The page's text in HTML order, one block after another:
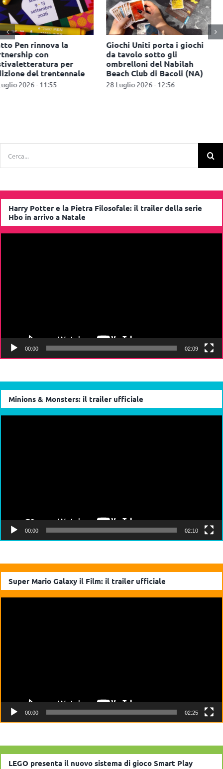
Lego: arriva il programma
fedeltà Insiders in tutti i
Certified Store d’Italia
28 Luglio 2026 - 12:43
Giffoni Film Festival e
Inglesina donano 20
passeggini alle giovani
famiglie del territorio
15 Luglio 2026 - 12:46
Harry Potter e la Pietra Filosofale: il trailer della serie
Hbo in arrivo a Natale
00:00 02:09
Minions & Monsters: il trailer ufficiale
00:00 02:10
Super Mario Galaxy il Film: il trailer ufficiale
00:00 02:25
LEGO presenta il nuovo sistema di gioco Smart Play